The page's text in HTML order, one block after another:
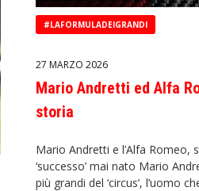
#LAFORMULADEIGRANDI
27 MARZO 2026
Mario Andretti ed Alfa
storia
Mario Andretti e l’Alfa Romeo,
‘successo’ mai nato Mario
più grandi del ‘circus’, l’uomo